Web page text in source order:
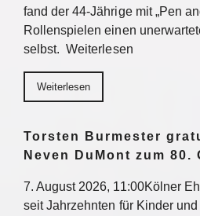
fand der 44-Jährige mit „Pen
Rollenspielen einen
selbst. Weiterlesen
Weiterlesen
Torsten Burmester
Neven DuMont zum 80.
7. August 2026, 11:00Kölner
seit Jahrzehnten für Kinder